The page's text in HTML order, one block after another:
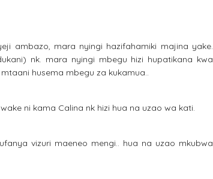
ambazo, mara nyingi hazifahamiki majina yake.
nk. mara nyingi mbegu hizi hupatikana kwa
husema mbegu za kukamua..
ni kama Calina nk hizi hua na uzao wa kati.
vizuri maeneo mengi.. hua na uzao mkubwa